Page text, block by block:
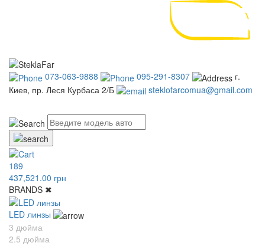
073-063-9888 095-291-8307
г.
Киев, пр. Леся Курбаса 2/Б
steklofarcomua@gmail.com
189
437,521.00 грн
BRANDS ✖
LED линзы
3 дюйма
2.5 дюйма